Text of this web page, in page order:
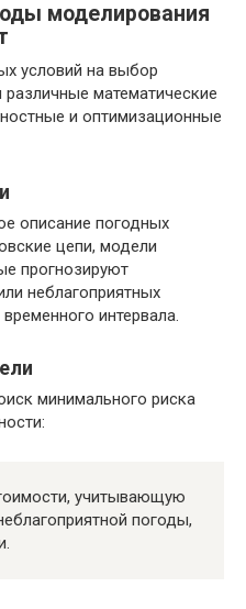
моделирования
условий на выбор
математические
и оптимизационные
описание погодных
цепи, модели
прогнозируют
неблагоприятных
интервала.
минимального риска
учитывающую
погоды,